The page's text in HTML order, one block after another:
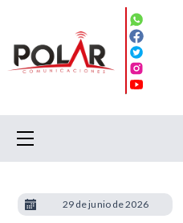
29 de junio de 2026